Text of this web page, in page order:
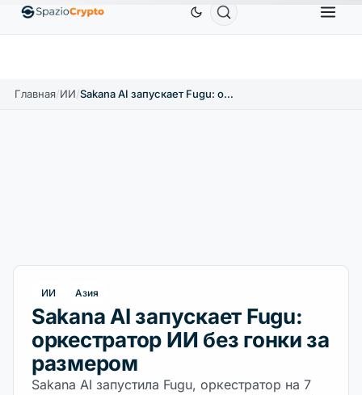
EthereumETH1 880,58 $ Tether USDT0,9991 $ BNBBNB
Главная/ИИ/ Sakana AI запускает Fugu: оркестратор ИИ без гонки за размером
ИИ Азия
Sakana AI запускает Fugu:
оркестратор ИИ без гонки за
размером
Sakana AI запустила Fugu, оркестратор на 7